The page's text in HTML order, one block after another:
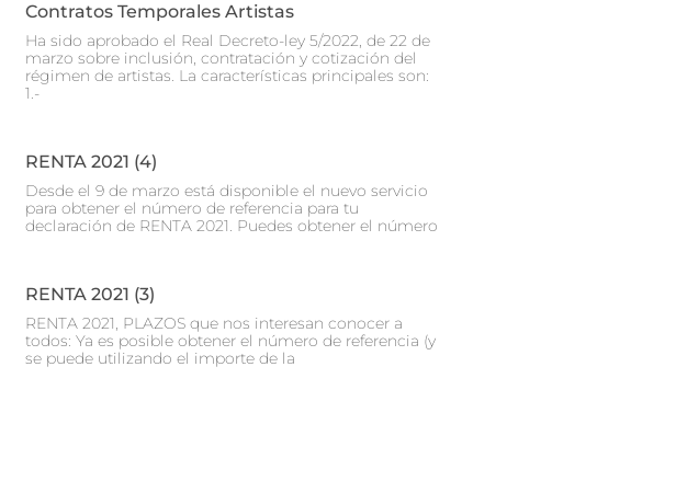
Contratos Temporales Artistas
Ha sido aprobado el Real Decreto-ley 5/2022, de 22 de
marzo sobre inclusión, contratación y cotización del
régimen de artistas. La características principales son:
1.-
RENTA 2021 (4)
Desde el 9 de marzo está disponible el nuevo servicio
para obtener el número de referencia para tu
declaración de RENTA 2021. Puedes obtener el número
RENTA 2021 (3)
RENTA 2021, PLAZOS que nos interesan conocer a
todos: Ya es posible obtener el número de referencia (y
se puede utilizando el importe de la